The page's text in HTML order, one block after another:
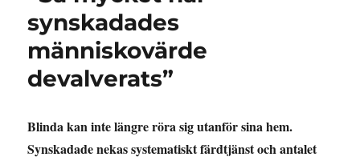
synskadades
människovärde
devalverats”
Blinda kan inte längre röra sig utanför sina hem.
Synskadade nekas systematiskt färdtjänst och antalet